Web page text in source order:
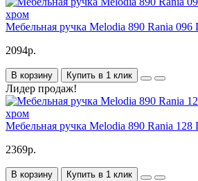
Мебельная ручка Melodia 890 Rania
2094р.
В корзину Купить в 1 клик
Лидер продаж!
Мебельная ручка Melodia 890 Rania
2369р.
В корзину Купить в 1 клик